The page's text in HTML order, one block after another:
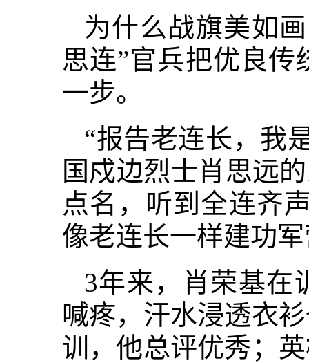
为什么战旗美如
思连”官兵把优良
一步。
“报告老连长，我
国戍边烈士肖思远
点名，听到全连齐
像老连长一样建功军
3年来，肖荣基在
喊疼，汗水浸透衣
训，他总评优秀；